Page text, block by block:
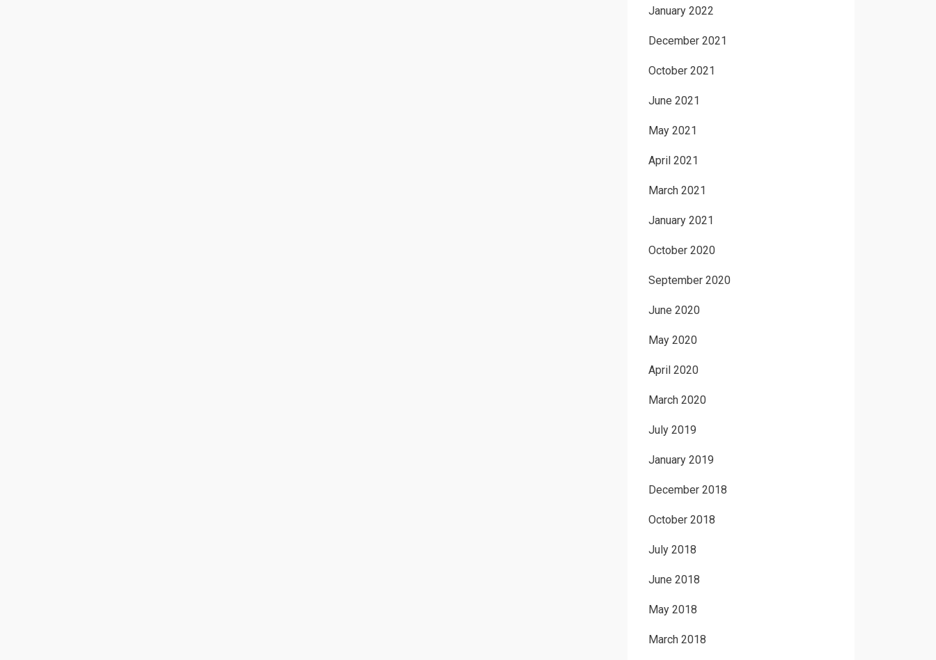
January 2022
December 2021
October 2021
June 2021
May 2021
April 2021
March 2021
January 2021
October 2020
September 2020
June 2020
May 2020
April 2020
March 2020
July 2019
January 2019
December 2018
October 2018
July 2018
June 2018
May 2018
March 2018